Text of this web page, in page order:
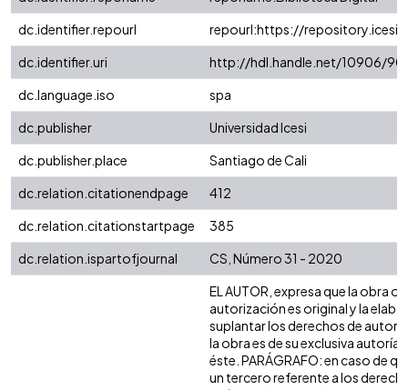
dc.identifier.repourl
repourl:https://
dc.identifier.uri
http://hdl.handle.net/10906/
dc.language.iso
spa
dc.publisher
Universidad Icesi
dc.publisher.place
Santiago de Cali
dc.relation.citationendpage
412
dc.relation.citationstartpage
385
dc.relation.ispartofjournal
CS, Número 31 - 2020
EL AUTOR, expresa que la obra
autorización es original y la
suplantar los derechos de autor
la obra es de su exclusiva
éste. PARÁGRAFO: en caso de
un tercero referente a los